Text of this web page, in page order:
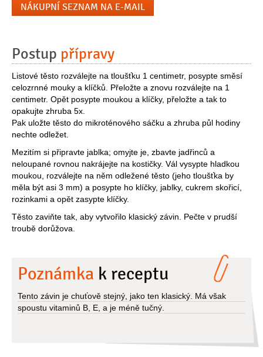
NÁKUPNÍ SEZNAM NA E-MAIL
Postup přípravy
Listové těsto rozválejte na tloušťku 1 centimetr, posypte směsí
celozrnné mouky a klíčků. Přeložte a znovu rozválejte na 1
centimetr. Opět posypte moukou a klíčky, přeložte a tak to
opakujte zhruba 5x.
Pak uložte těsto do mikroténového sáčku a zhruba půl hodiny
nechte odležet.
Mezitím si připravte jablka; omyjte je, zbavte jadřinců a
neloupané rovnou nakrájejte na kostičky. Vál vysypte hladkou
moukou, rozválejte na něm odležené těsto (jeho tloušťka by
měla být asi 3 mm) a posypte ho klíčky, jablky, cukrem skořicí,
rozinkami a opět zasypte klíčky.
Těsto zaviňte tak, aby vytvořilo klasický závin. Pečte v prudší
troubě dorůžova.
Poznámka k receptu
Tento závin je chuťově stejný, jako ten klasický. Má však
spoustu vitaminů B, E, a je méně tučný.